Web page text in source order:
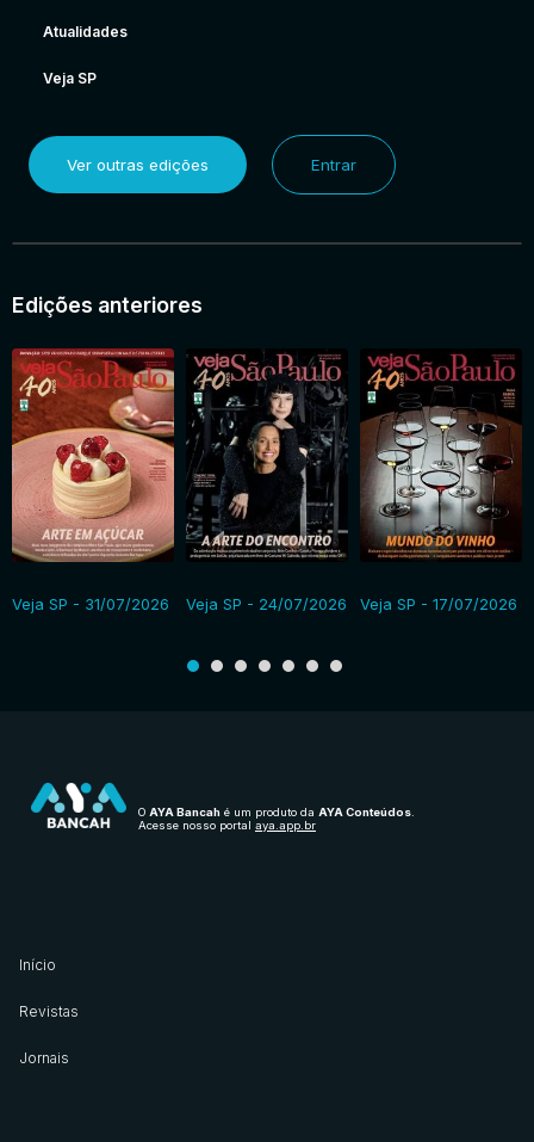
Atualidades
Veja SP
Ver outras edições Entrar
Edições anteriores
Veja SP - 31/07/2026 Veja SP - 24/07/2026 Veja SP - 17/07/2026
O AYA Bancah é um produto da AYA Conteúdos
Acesse nosso portal aya.app.br
Início
Revistas
Jornais